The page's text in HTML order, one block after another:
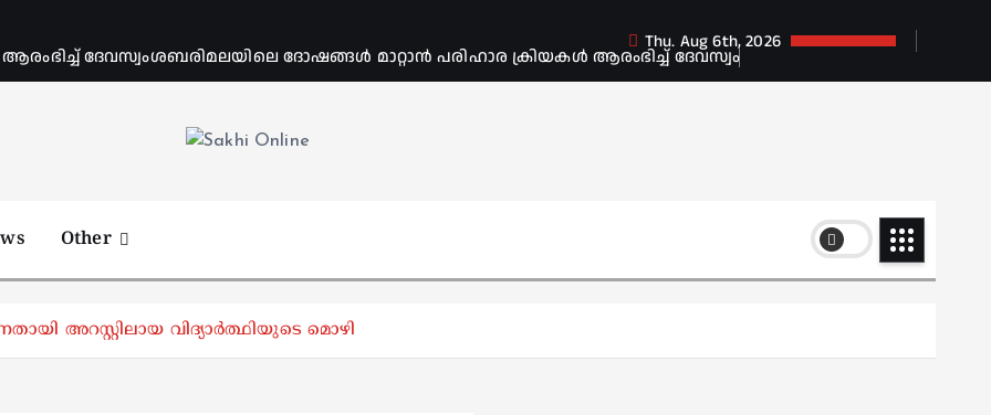
ദേവസ്വംശബരിമലയിലെ ദോഷങ്ങൾ മാറ്റാൻ പരിഹാര ക്രിയകൾ ആരംഭിച്ച് ദേവസ്വം
Thu. Aug 6th, 2026
Other
അറസ്റ്റിലായ വിദ്യാർത്ഥിയുടെ മൊഴി